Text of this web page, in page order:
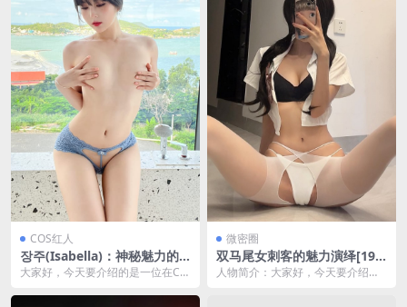
COS红人
장주(Isabella)：神秘魅力的C
oser新星[92P7V-255MB]
大家好，今天要介绍的是一位在CO
bella)...
微密圈
双马尾女刺客的魅力演绎[19P
1V-70M]
人物简介：大家好，今天要介绍的